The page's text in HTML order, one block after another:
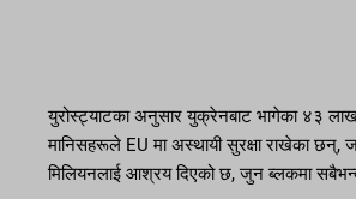
युरोस्ट्याटका अनुसार युक्रेनबाट भागेका ४३ लाख
मानिसहरूले EU मा अस्थायी सुरक्षा राखेका छन्,
मिलियनलाई आश्रय दिएको छ, जुन ब्लकमा